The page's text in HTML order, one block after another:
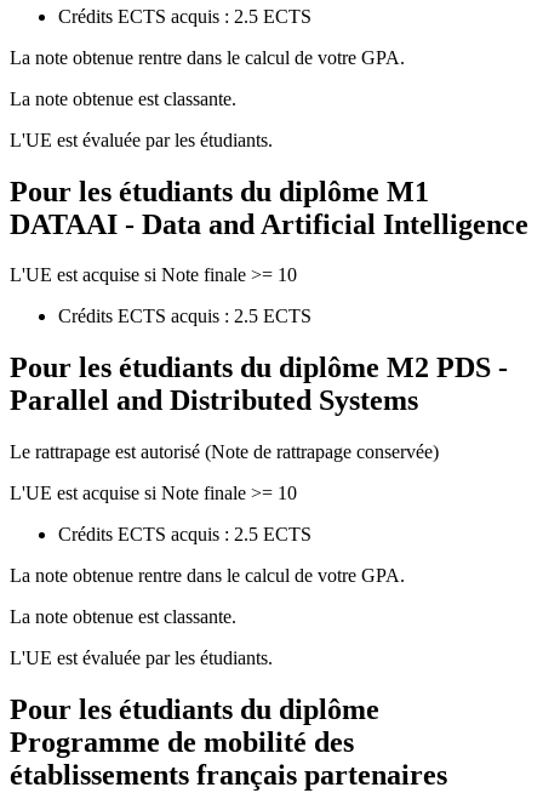
Crédits ECTS acquis : 2.5 ECTS
La note obtenue rentre dans le calcul de votre GPA.
La note obtenue est classante.
L'UE est évaluée par les étudiants.
Pour les étudiants du diplôme M1
DATAAI - Data and Artificial Intelligence
L'UE est acquise si Note finale >= 10
Crédits ECTS acquis : 2.5 ECTS
Pour les étudiants du diplôme M2 PDS -
Parallel and Distributed Systems
Le rattrapage est autorisé (Note de rattrapage conservée)
L'UE est acquise si Note finale >= 10
Crédits ECTS acquis : 2.5 ECTS
La note obtenue rentre dans le calcul de votre GPA.
La note obtenue est classante.
L'UE est évaluée par les étudiants.
Pour les étudiants du diplôme
Programme de mobilité des
établissements français partenaires